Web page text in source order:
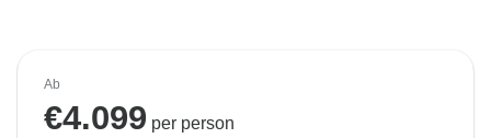
Ab
€4.099 per person